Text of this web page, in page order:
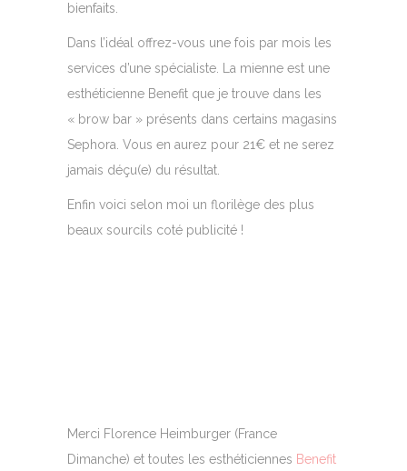
bienfaits.
Dans l’idéal offrez-vous une fois par mois les
services d’une spécialiste. La mienne est une
esthéticienne Benefit que je trouve dans les
« brow bar » présents dans certains magasins
Sephora. Vous en aurez pour 21€ et ne serez
jamais déçu(e) du résultat.
Enfin voici selon moi un florilège des plus
beaux sourcils coté publicité !
Merci Florence Heimburger (France
Dimanche) et toutes les esthéticiennes Benefit